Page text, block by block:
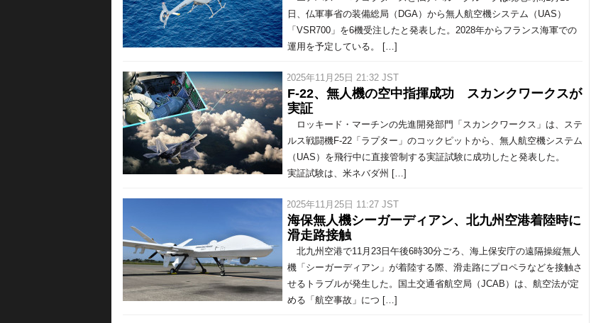
日、仏軍事省の装備総局（DGA）から無人航空機システム（UAS）
「VSR700」を6機受注したと発表した。2028年からフランス海軍での
運用を予定している。 […]
/ 2025年11月25日 21:32 JST
F-22、無人機の空中指揮成功 スカンクワークスが
実証
ロッキード・マーチンの先進開発部門「スカンクワークス」は、ステ
ルス戦闘機F-22「ラプター」のコックピットから、無人航空機システム
（UAS）を飛行中に直接管制する実証試験に成功したと発表した。
実証試験は、米ネバダ州 […]
/ 2025年11月25日 11:27 JST
海保無人機シーガーディアン、北九州空港着陸時に
滑走路接触
北九州空港で11月23日午後6時30分ごろ、海上保安庁の遠隔操縦無人
機「シーガーディアン」が着陸する際、滑走路にプロペラなどを接触さ
せるトラブルが発生した。国土交通省航空局（JCAB）は、航空法が定
める「航空事故」につ […]